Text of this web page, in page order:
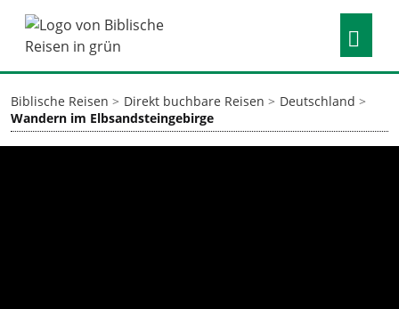
Biblische Reisen Direkt buchbare Reisen
Deutschland
Wandern im Elbsandsteingebirge